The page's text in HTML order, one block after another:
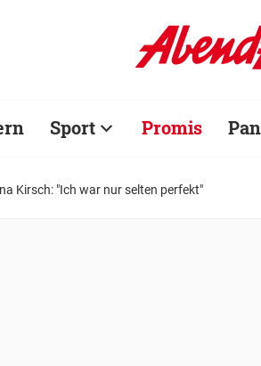
Sport Promis
Kirsch: "Ich war nur selten perfekt"